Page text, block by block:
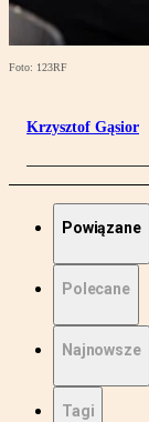
Foto: 123RF
Krzysztof Gąsior
Powiązane
Polecane
Najnowsze
Tagi